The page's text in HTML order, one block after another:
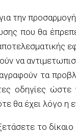
την προσαρμογή
που θα
να
τα
οδηγίες
θα έχει λόγο η
το